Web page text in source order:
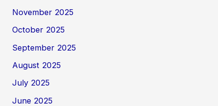
November 2025
October 2025
September 2025
August 2025
July 2025
June 2025